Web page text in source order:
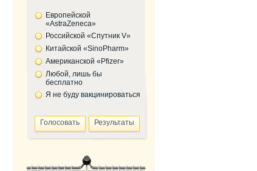
Европейской
«AstraZeneca»
Российской «Спутник V»
Китайской «SinoPharm»
Американской «Pfizer»
Любой, лишь бы
бесплатно
Я не буду вакцинироваться